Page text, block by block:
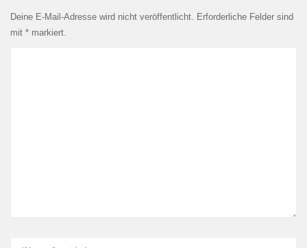
Deine E-Mail-Adresse wird nicht veröffentlicht.
Erforderliche Felder sind
mit * markiert.